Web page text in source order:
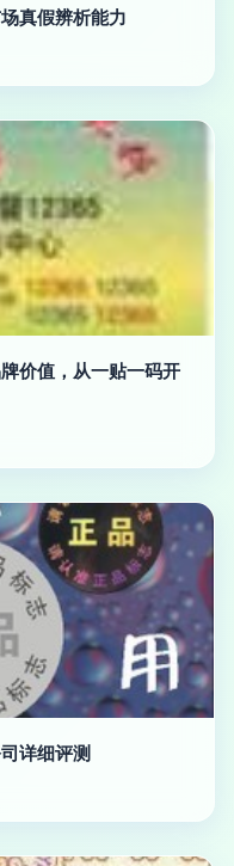
真假辨析能力
价值，从一贴一码开
详细评测